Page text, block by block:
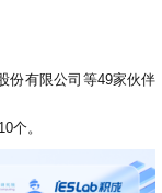
份有限公司等49家伙伴
个。